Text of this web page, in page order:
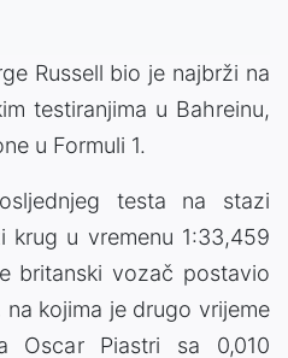
Russell bio je najbrži na
testiranjima u Bahreinu,
u Formuli 1.
testa na stazi
krug u vremenu 1:33,459
britanski vozač postavio
kojima je drugo vrijeme
Oscar Piastri sa 0,010